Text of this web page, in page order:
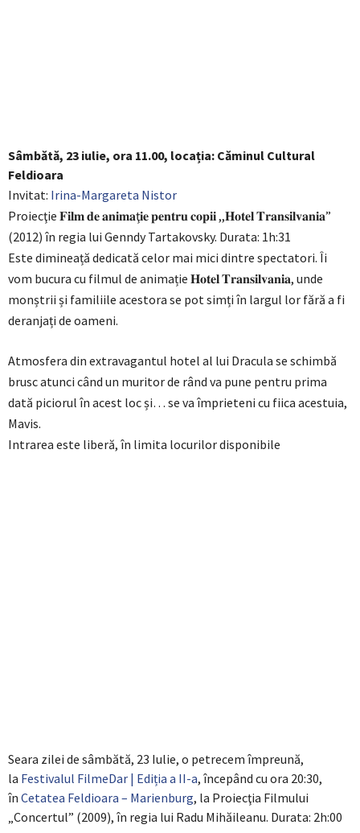
Sâmbătă, 23 iulie, ora 11.00, locația: Căminul Cultural
Feldioara
Invitat: Irina-Margareta Nistor
Proiecţie 𝐅𝐢𝐥𝐦 𝐝𝐞 𝐚𝐧𝐢𝐦𝐚ţ𝐢𝐞 𝐩𝐞𝐧𝐭𝐫𝐮 𝐜𝐨𝐩𝐢𝐢 ,,𝐇𝐨𝐭𝐞𝐥 𝐓𝐫𝐚𝐧𝐬𝐢𝐥𝐯𝐚𝐧𝐢𝐚”
(2012) în regia lui Genndy Tartakovsky. Durata: 1h:31
Este dimineață dedicată celor mai mici dintre spectatori. Îi
vom bucura cu filmul de animație 𝐇𝐨𝐭𝐞𝐥 𝐓𝐫𝐚𝐧𝐬𝐢𝐥𝐯𝐚𝐧𝐢𝐚, unde
monștrii și familiile acestora se pot simți în largul lor fără a fi
deranjați de oameni.
Atmosfera din extravagantul hotel al lui Dracula se schimbă
brusc atunci când un muritor de rând va pune pentru prima
dată piciorul în acest loc și… se va împrieteni cu fiica acestuia,
Mavis.
Intrarea este liberă, în limita locurilor disponibile
Seara zilei de sâmbătă, 23 Iulie, o petrecem împreună,
la Festivalul FilmeDar | Ediția a II-a, începând cu ora 20:30,
în Cetatea Feldioara – Marienburg, la Proiecţia Filmului
„Concertul” (2009), în regia lui Radu Mihăileanu. Durata: 2h:00